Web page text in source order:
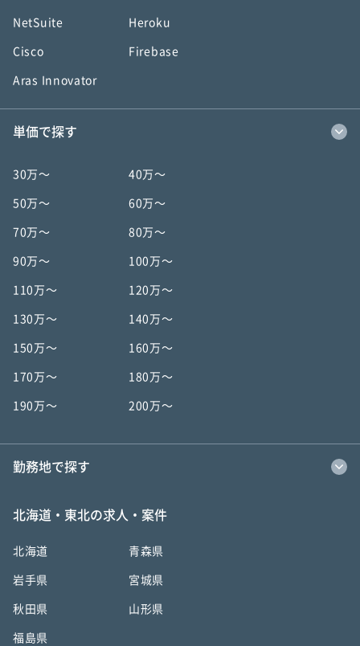
NetSuite Heroku
Cisco Firebase
Aras Innovator
単価で探す
30万〜 40万〜
50万〜 60万〜
70万〜 80万〜
90万〜 100万〜
110万〜 120万〜
130万〜 140万〜
150万〜 160万〜
170万〜 180万〜
190万〜 200万〜
勤務地で探す
北海道・東北の求人・案件
北海道 青森県
岩手県 宮城県
秋田県 山形県
福島県